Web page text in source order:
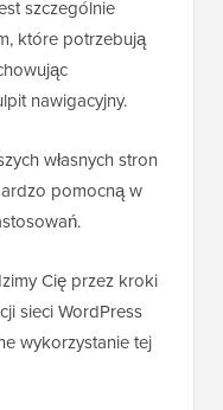
szczególnie
które potrzebują
nawigacyjny.
własnych stron
pomocną w
Cię przez kroki
sieci WordPress
wykorzystanie tej